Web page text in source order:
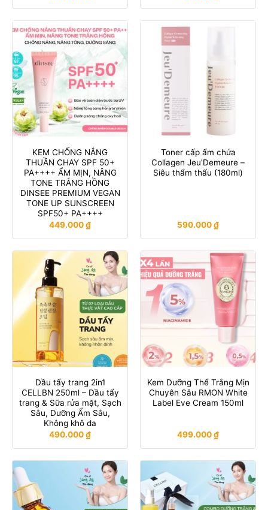
KEM CHỐNG NẮNG
THUẦN CHAY SPF 50+
PA++++ ẨM MỊN, NÂNG
TONE TRẮNG HỒNG
DINSEE PREMIUM VEGAN
TONE UP SUNSCREEN
SPF50+ PA++++
449.000₫
Toner cấp ẩm chứa
Collagen Jeu’Demeure –
Siêu thẩm thấu (180ml)
590.000₫
Dầu tẩy trang 2in1
CELLBN 250ml – Dầu tẩy
trang & Sữa rửa mặt, Sạch
Sâu, Dưỡng Ẩm Sâu,
Không khô da
490.000₫
Kem Dưỡng Thể Trắng Mịn
Chuyên Sâu RMON White
Label Eve Cream 150ml
499.000₫